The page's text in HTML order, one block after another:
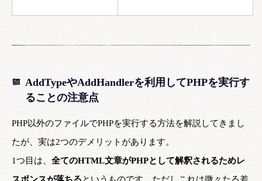
AddTypeやAddHandlerを利用してPHPを実行す
ることの注意点
PHP以外のファイルでPHPを実行する方法を解説してきまし
たが、実は2つのデメリットがあります。
1つ目は、 全てのHTML文章がPHPとして解釈されるためレ